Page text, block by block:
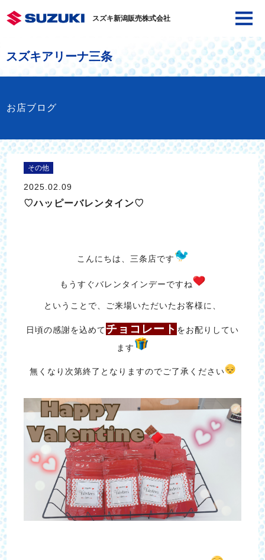
スズキ新潟販売株式会社
スズキアリーナ三条
お店ブログ
その他
2025.02.09
♡ハッピーバレンタイン♡
こんにちは、三条店です
もうすぐバレンタインデーですね
ということで、ご来場いただいたお客様に、
日頃の感謝を込めてチョコレート をお配りしてい
ます
無くなり次第終了となりますのでご了承ください